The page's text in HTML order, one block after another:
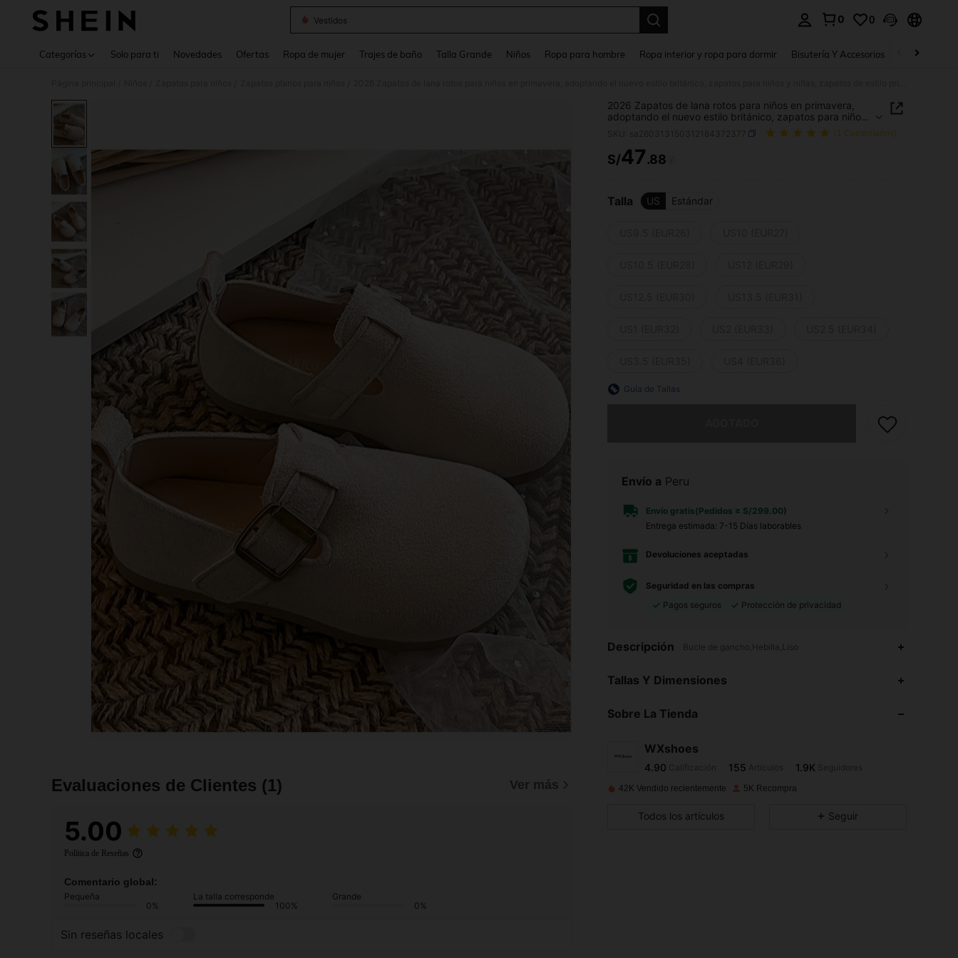
Vestidos
0 0
Categorías Solo para ti Novedades Ofertas Ropa de mujer Trajes de baño Talla Grande Niños Ropa para hombre Ropa interior y ropa para dormir Bisutería Y Accesorios Zapatos
Evaluaciones de Clientes (1) Ver más
5.00
Política de Reseñas
Comentario global:
Pequeña
0%
La talla corresponde
100%
Grande
0%
Sin reseñas locales
2026 Zapatos de lana rotos para niños en primavera,
adoptando el nuevo estilo británico, zapatos para niños
y niñas, zapatos de estilo princesa coreano de cuero(1 Comentarios)
PRICE AND AVAILABILITY
S/47.88
Talla US Estándar
Guía de Tallas
Envío a Peru
Envío gratis(Pedidos ≥ S/299.00)
Entrega estimada: 7-15 Días laborables
Devoluciones aceptadas
Seguridad en las compras
Pagos seguros
Protección de privacidad
Descripción Bucle de gancho,Hebilla,Liso
Tallas Y Dimensiones
Sobre La Tienda
WXshoes
4.90
4.90
seguidoHace 13 horas
4.90
42K Vendido recientemente 5K Recompra
Todos los artículos Seguir